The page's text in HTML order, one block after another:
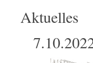
Aktuelles